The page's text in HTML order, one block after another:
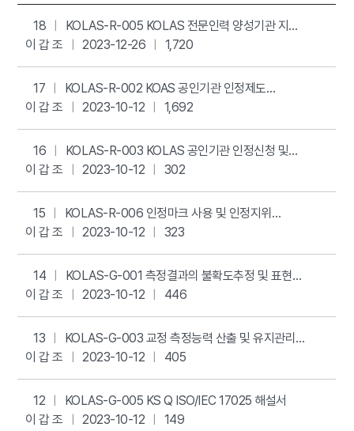
18
KOLAS-R-005 KOLAS 전문인력 양성기관 지정
및 교육과정 운영요령
이 갑 조 2023-12-26 1,720
17
KOLAS-R-002 KOAS 공인기관 인정제도
운영요령
이 갑 조 2023-10-12 1,692
16
KOLAS-R-003 KOLAS 공인기관 인정신청 및
평가수행 절차에 관한 운영요
이 갑 조 2023-10-12 302
15
KOLAS-R-006 인정마크 사용 및 인정지위
주장에 관한 운영요령
이 갑 조 2023-10-12 323
14
KOLAS-G-001 측정결과의 불확도추정 및 표현을
위한 지침
이 갑 조 2023-10-12 446
13
KOLAS-G-003 교정 측정능력 산출 및 유지관리
지침
이 갑 조 2023-10-12 405
12
KOLAS-G-005 KS Q ISO/IEC 17025 해설서
이 갑 조
2023-10-12 149